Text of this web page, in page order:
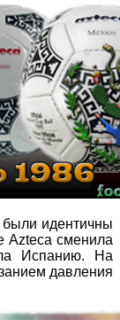
идентичны
Azteca сменила
Испанию. На
давления